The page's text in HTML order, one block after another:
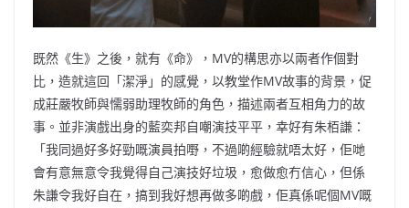
既然《生》之後，就有《命》，MV的構思亦以兩者作個對
比，造就這回「潔淨」的感覺，以教堂作MV故事的背景，促
成莊嚴牧師與懦弱助理牧師的角色，描述兩者互相角力的故
事。並非演戲出身的藍奕邦自嘲演技平平，幸好有朱栢謙：
「我同過好多好勁嘅演員拍嘢，不過啲經驗就唔太好，佢哋
會有意無意令我覺得自己演技好垃圾，愈做愈冇信心，但係
朱謙令我好自在，搞到我好想再做多啲戲，佢真係呢個MV嘅